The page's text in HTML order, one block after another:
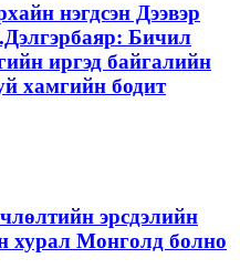
нэгдсэн Дээвэр
Бичил
иргэд байгалийн
хамгийн бодит
эрсдэлийн
хурал Монголд болно